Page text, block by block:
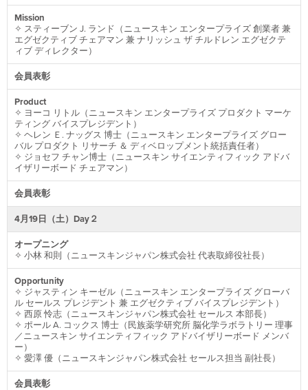
Mission
✧ スティーブン J. ランド（ニュースキン エンタープライズ 創業者 兼
エグゼクティブ チェアマン 兼 ナリッシュ ザ チルドレン エグゼクテ
ィブ ディレクター）
会員表彰
Product
✧ ヨーコ リトル（ニュースキン エンタープライズ プロダクト マーケ
ティング バイスプレジデント）
✧ ヘレン Ｅ. ナッグス 博⼠（ニュースキン エンタープライズ グロー
バル プロダクト リサーチ ＆ ディベロップメント統括責任者）
✧ ジョセフ チャン博士（ニュースキン サイエンティフィック アドバ
イザリーボード チェアマン）
会員表彰
4月19日（土）Day２
オープニング
✧ 小林 和則（ニュースキンジャパン株式会社 代表取締役社長）
Opportunity
✧ ジャスティン キーゼル（ニュースキン エンタープライズ グローバ
ル セールス プレジデント 兼 エグゼクティブ バイスプレジデント）
✧ 西原 怜志（ニュースキンジャパン株式会社 セールス 本部長）
✧ ポール A. コックス 博士（⺠族薬学研究所 脳化学ラボラトリー 理事
／ニュースキン サイエンティフィック アドバイザリーボード メンバ
ー）
✧ 愛澤 優（ニュースキンジャパン株式会社 セールス担当 副社長）
会員表彰